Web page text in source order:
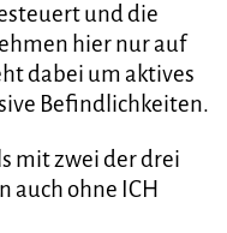
und die
hier nur auf
dabei um aktives
Befindlichkeiten.
mit zwei der drei
auch ohne ICH